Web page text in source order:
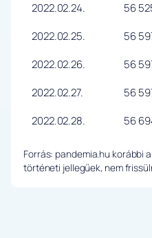
2022.02.24.
56
2022.02.25.
56
2022.02.26.
56
2022.02.27.
56
2022.02.28.
56
Forrás: pandemia.hu korábbi
történeti jellegűek, nem